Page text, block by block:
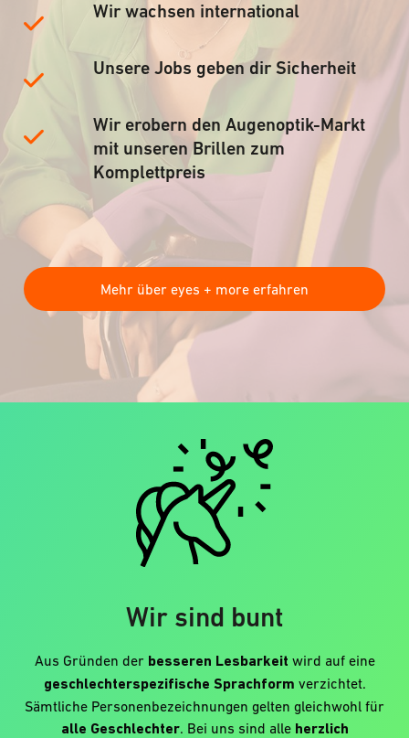
Wir wachsen international
Unsere Jobs geben dir Sicherheit
Wir erobern den Augenoptik-Markt
mit unseren Brillen zum
Komplettpreis
Mehr über eyes + more erfahren
Wir sind bunt
Aus Gründen der besseren Lesbarkeit wird auf eine
geschlechterspezifische Sprachform verzichtet.
Sämtliche Personenbezeichnungen gelten gleichwohl für
alle Geschlechter. Bei uns sind alle herzlich